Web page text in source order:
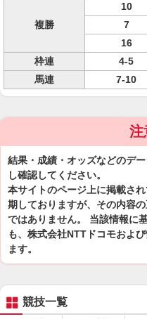
複勝
10
7
16
枠連
4-5
馬連
7-10
注
結果・成績・オッズなどのデ
し確認してください。
本サイトのページ上に掲載さ
期しておりますが、その内容
ではありません。 当該情報に
も、株式会社NTTドコモおよ
ます。
競技一覧